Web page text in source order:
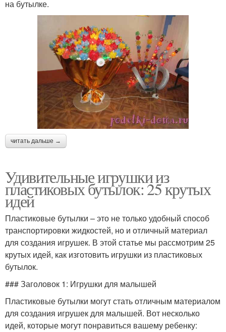
на бутылке.
читать дальше →
Удивительные игрушки из
пластиковых бутылок: 25 крутых
идей
Пластиковые бутылки – это не только удобный способ
транспортировки жидкостей, но и отличный материал
для создания игрушек. В этой статье мы рассмотрим 25
крутых идей, как изготовить игрушки из пластиковых
бутылок.
### Заголовок 1: Игрушки для малышей
Пластиковые бутылки могут стать отличным материалом
для создания игрушек для малышей. Вот несколько
идей, которые могут понравиться вашему ребенку: